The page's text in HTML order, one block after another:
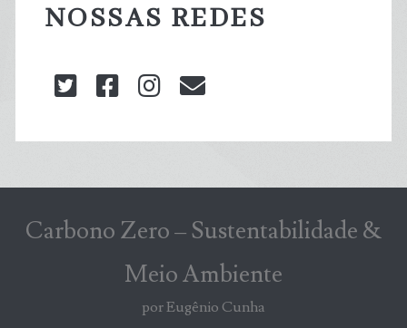
NOSSAS REDES
twitterfacebookinstagram
Carbono Zero – Sustentabilidade &
Meio Ambiente
por Eugênio Cunha